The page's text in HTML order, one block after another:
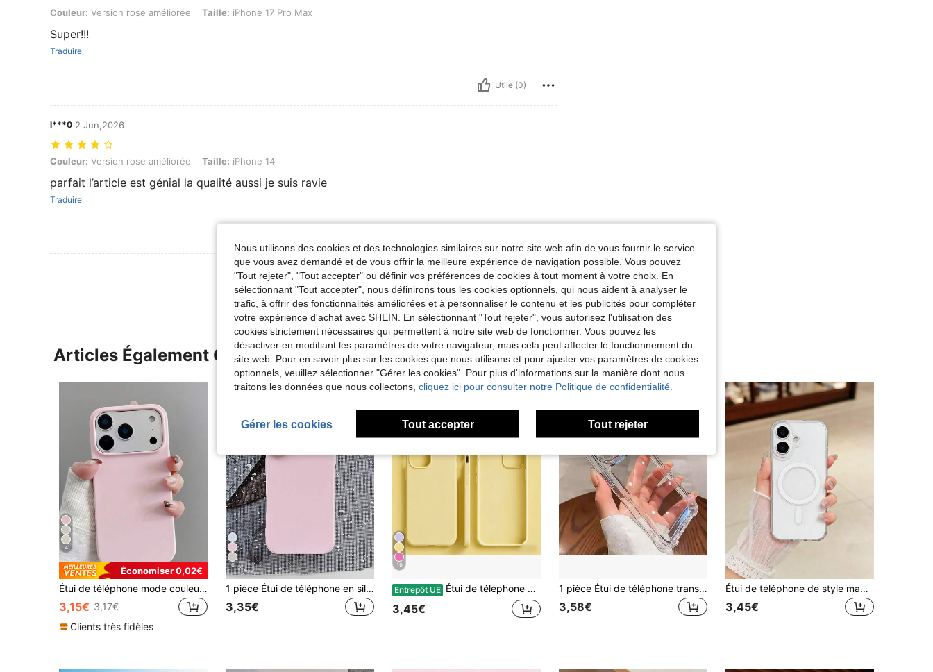
Couleur: Version rose améliorée, Taille: iPhone 17 Pro Max
Couleur: Version rose améliorée Taille: iPhone 17 Pro Max
Super!!!
Traduire
Utile (0)
l***0 2 Jun,2026
Couleur: Version rose améliorée, Taille: iPhone 14
Couleur: Version rose améliorée Taille: iPhone 14
parfait l’article est génial la qualité aussi je suis ravie
Traduire
Voir Plus D'avis
Articles Également Consultés
4
Économiser 0,02€
Étui de téléphone mode couleur unie rose minimaliste compatible avec iPhone 17 Pro Max/17 Pro/17 Air/17/16 Pro Max/16 Pro/16/16 Plus/15/15 Pro Max/15 Pro/15 Plus/11/12/13/14 Pro Max/12 Pro/12 Pro Max/13 Pro/13 Pro Max/7 Plus/14 Pro/14 Pro Max/14 Plus. Coque souple design créatif pour hommes et femmes, cadeau de printemps
3,15€ 3,17€
Clients très fidèles
6
1 pièce Étui de téléphone en silicone TPU mat de couleur unie avec design en forme de cœur rose, découpe pour appareil photo, grande ouverture, protection antichoc, compatible avec iPhone 17/16/15/14/13/12/11/XSMAX/X/XS/XR/7PLUS/8PLUS/7/8. Cadeau de printemps, Pâques, fête des mères, anniversaire pour les femmes
3,35€
19
Entrepôt UE Étui de téléphone en silicone TPU de couleur unie antichoc, en silicone liquide véritable de couleur jaune crème. Le TPU empêche le jaunissement et offre une protection de niveau doux. Compatible avec iPhone. Cadeau de printemps pastel pour anniversaire
3,45€
1 pièce Étui de téléphone transparent avec coussin d'air antichoc aux quatre coins compatible avec iPhone 16 Pro Max 11 12 13 14 11 Pro Max 12 Pro Max 13 Pro Max 14 Pro Max XR 15 15 Pro 15 Pro Max, Galaxy A05 A15 A25 A35 A55 S23 S24,
3,58€
Étui de téléphone de style magnétique antichoc Étui de téléphone transparent magnétique Design classique Compatible avec la charge sans fil Anti-jaunissement Compatible avec iPhone 17 16 15 14 13 12 11 Pro et Pro Max Résistant aux rayures Durable Fin Léger Cadeau de printemps Cadeau de fête des mères
3,45€
Nous utilisons des cookies et des technologies similaires sur notre site web afin de vous fournir le service
que vous avez demandé et de vous offrir la meilleure expérience de navigation possible. Vous pouvez
"Tout rejeter", "Tout accepter" ou définir vos préférences de cookies à tout moment à votre choix. En
sélectionnant "Tout accepter", nous définirons tous les cookies optionnels, qui nous aident à analyser le
trafic, à offrir des fonctionnalités améliorées et à personnaliser le contenu et les publicités pour compléter
votre expérience d'achat avec SHEIN. En sélectionnant "Tout rejeter", vous autorisez l'utilisation des
cookies strictement nécessaires qui permettent à notre site web de fonctionner. Vous pouvez les
désactiver en modifiant les paramètres de votre navigateur, mais cela peut affecter le fonctionnement du
site web. Pour en savoir plus sur les cookies que nous utilisons et pour ajuster vos paramètres de cookies
optionnels, veuillez sélectionner "Gérer les cookies". Pour plus d'informations sur la manière dont nous
traitons les données que nous collectons, cliquez ici pour consulter notre Politique de confidentialité.
Gérer les cookies Tout accepter Tout rejeter